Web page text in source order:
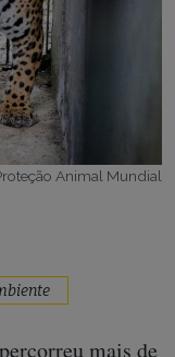
Animal Mundial
mais de